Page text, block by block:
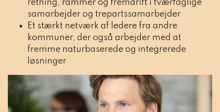
retning, rammer og fremdrift i tværfaglige
samarbejder og trepartssamarbejder
Et stærkt netværk af ledere fra andre
kommuner, der også arbejder med at
fremme naturbaserede og integrerede
løsninger